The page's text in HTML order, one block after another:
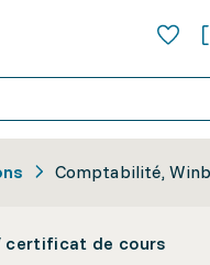
Comptabilité,
de cours